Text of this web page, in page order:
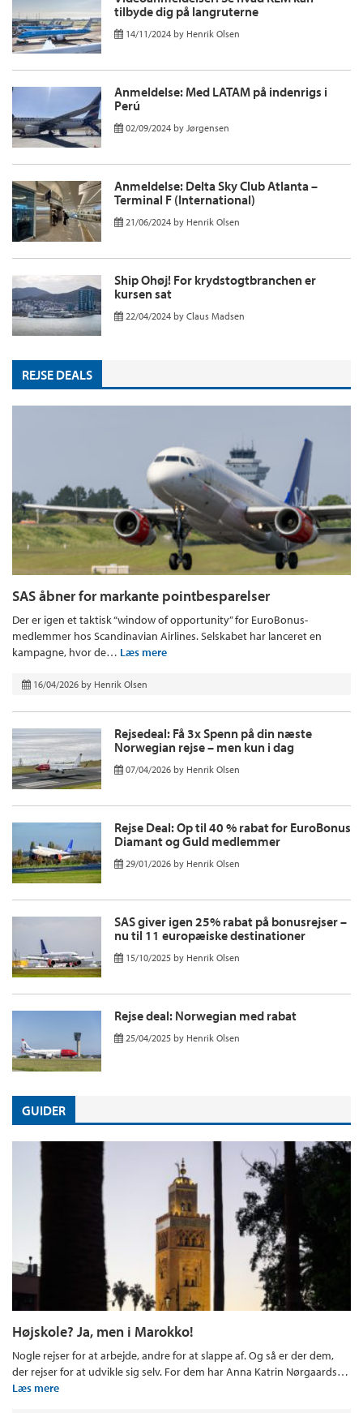
tilbyde dig på langruterne
14/11/2024 by Henrik Olsen
Anmeldelse: Med LATAM på indenrigs i
Perú
02/09/2024 by Jørgensen
Anmeldelse: Delta Sky Club Atlanta –
Terminal F (International)
21/06/2024 by Henrik Olsen
Ship Ohøj! For krydstogtbranchen er
kursen sat
22/04/2024 by Claus Madsen
REJSE DEALS
SAS åbner for markante pointbesparelser
Der er igen et taktisk “window of opportunity” for EuroBonus-
medlemmer hos Scandinavian Airlines. Selskabet har lanceret en
kampagne, hvor de… Læs mere
16/04/2026 by Henrik Olsen
Rejsedeal: Få 3x Spenn på din næste
Norwegian rejse – men kun i dag
07/04/2026 by Henrik Olsen
Rejse Deal: Op til 40 % rabat for EuroBonus
Diamant og Guld medlemmer
29/01/2026 by Henrik Olsen
SAS giver igen 25% rabat på bonusrejser –
nu til 11 europæiske destinationer
15/10/2025 by Henrik Olsen
Rejse deal: Norwegian med rabat
25/04/2025 by Henrik Olsen
GUIDER
Højskole? Ja, men i Marokko!
Nogle rejser for at arbejde, andre for at slappe af. Og så er der dem,
der rejser for at udvikle sig selv. For dem har Anna Katrin Nørgaards…
Læs mere